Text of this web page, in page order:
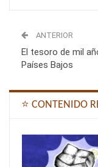
ANTERIOR
El tesoro de mil
Países Bajos
⭐ CONTENIDO